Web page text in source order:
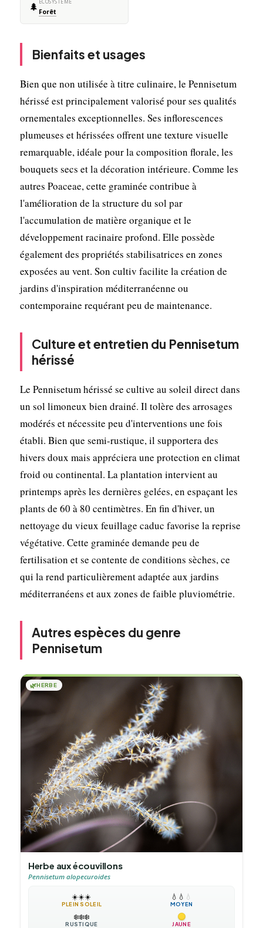
🌲 ÉCOSYSTÈME
Forêt
Bienfaits et usages
Bien que non utilisée à titre culinaire, le Pennisetum
hérissé est principalement valorisé pour ses qualités
ornementales exceptionnelles. Ses inflorescences
plumeuses et hérissées offrent une texture visuelle
remarquable, idéale pour la composition florale, les
bouquets secs et la décoration intérieure. Comme les
autres Poaceae, cette graminée contribue à
l'amélioration de la structure du sol par
l'accumulation de matière organique et le
développement racinaire profond. Elle possède
également des propriétés stabilisatrices en zones
exposées au vent. Son cultiv facilite la création de
jardins d'inspiration méditerranéenne ou
contemporaine requérant peu de maintenance.
Culture et entretien du Pennisetum
hérissé
Le Pennisetum hérissé se cultive au soleil direct dans
un sol limoneux bien drainé. Il tolère des arrosages
modérés et nécessite peu d'interventions une fois
établi. Bien que semi-rustique, il supportera des
hivers doux mais appréciera une protection en climat
froid ou continental. La plantation intervient au
printemps après les dernières gelées, en espaçant les
plants de 60 à 80 centimètres. En fin d'hiver, un
nettoyage du vieux feuillage caduc favorise la reprise
végétative. Cette graminée demande peu de
fertilisation et se contente de conditions sèches, ce
qui la rend particulièrement adaptée aux jardins
méditerranéens et aux zones de faible pluviométrie.
Autres espèces du genre
Pennisetum
🌿HERBE
Herbe aux écouvillons
Pennisetum alopecuroides
☀️☀️☀️
PLEIN SOLEIL
💧 💧 💧
MOYEN
❄️❄️❄️
RUSTIQUE JAUNE